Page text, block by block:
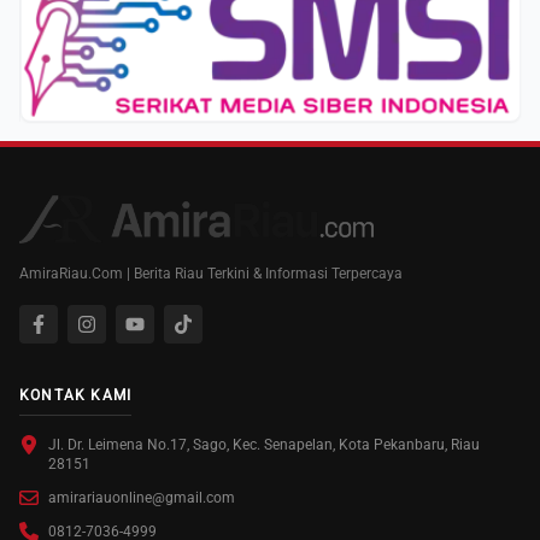
AmiraRiau.Com | Berita Riau Terkini & Informasi Terpercaya
KONTAK KAMI
Jl. Dr. Leimena No.17, Sago, Kec. Senapelan, Kota Pekanbaru, Riau
28151
amirariauonline@gmail.com
0812-7036-4999